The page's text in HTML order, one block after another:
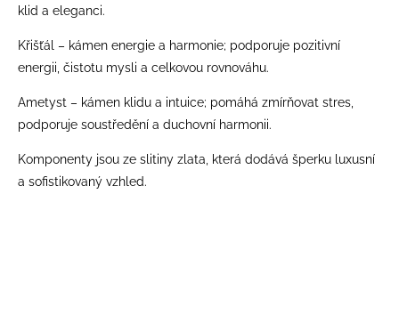
klid a eleganci.
Křišťál – kámen energie a harmonie; podporuje pozitivní
energii, čistotu mysli a celkovou rovnováhu.
Ametyst – kámen klidu a intuice; pomáhá zmírňovat stres,
podporuje soustředění a duchovní harmonii.
Komponenty jsou ze slitiny zlata, která dodává šperku luxusní
a sofistikovaný vzhled.